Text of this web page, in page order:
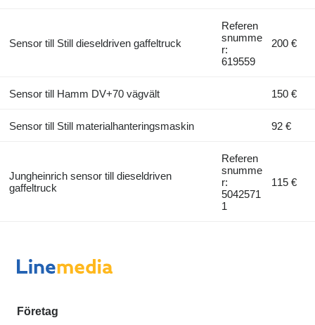
Sensor till Still dieseldriven gaffeltruck
Referen
snumme
r:
619559
200 €
Sensor till Hamm DV+70 vägvält 150 €
Sensor till Still materialhanteringsmaskin 92 €
Jungheinrich sensor till dieseldriven
gaffeltruck
Referen
snumme
r:
5042571
1
115 €
Företag